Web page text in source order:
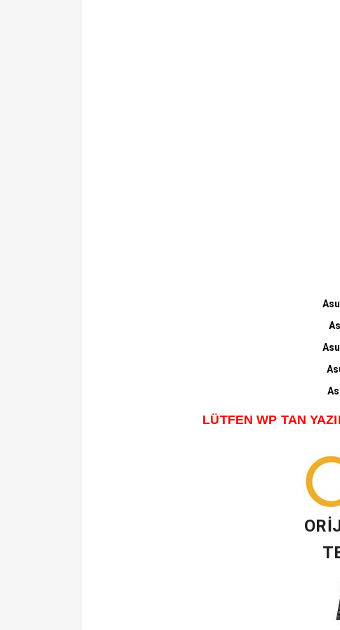
LÜTFEN WP TAN